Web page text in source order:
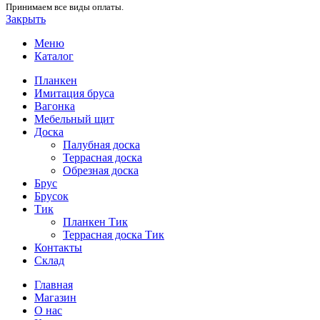
Принимаем все виды оплаты.
Закрыть
Меню
Каталог
Планкен
Имитация бруса
Вагонка
Мебельный щит
Доска
Палубная доска
Террасная доска
Обрезная доска
Брус
Брусок
Тик
Планкен Тик
Террасная доска Тик
Контакты
Склад
Главная
Магазин
О нас